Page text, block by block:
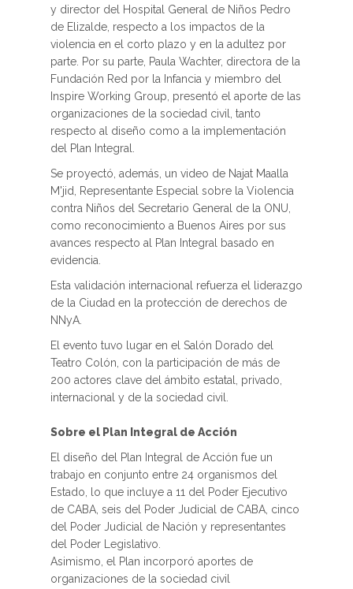
y director del Hospital General de Niños Pedro
de Elizalde, respecto a los impactos de la
violencia en el corto plazo y en la adultez por
parte. Por su parte, Paula Wachter, directora de la
Fundación Red por la Infancia y miembro del
Inspire Working Group, presentó el aporte de las
organizaciones de la sociedad civil, tanto
respecto al diseño como a la implementación
del Plan Integral.
Se proyectó, además, un video de Najat Maalla
M'jid, Representante Especial sobre la Violencia
contra Niños del Secretario General de la ONU,
como reconocimiento a Buenos Aires por sus
avances respecto al Plan Integral basado en
evidencia.
Esta validación internacional refuerza el liderazgo
de la Ciudad en la protección de derechos de
NNyA.
El evento tuvo lugar en el Salón Dorado del
Teatro Colón, con la participación de más de
200 actores clave del ámbito estatal, privado,
internacional y de la sociedad civil.
Sobre el Plan Integral de Acción
El diseño del Plan Integral de Acción fue un
trabajo en conjunto entre 24 organismos del
Estado, lo que incluye a 11 del Poder Ejecutivo
de CABA, seis del Poder Judicial de CABA, cinco
del Poder Judicial de Nación y representantes
del Poder Legislativo.
Asimismo, el Plan incorporó aportes de
organizaciones de la sociedad civil